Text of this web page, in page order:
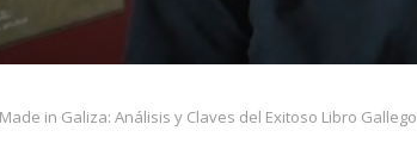
in Galiza: Análisis y Claves del Exitoso Libro Gallego